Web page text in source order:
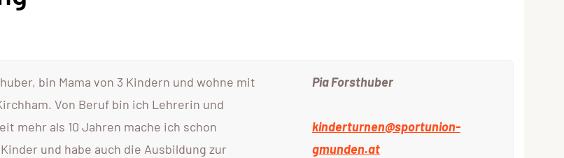
bin Mama von 3 Kindern und wohne mit
Von Beruf bin ich Lehrerin und
mehr als 10 Jahren mache ich schon
und habe auch die Ausbildung zur
Pia Forsthuber
kinderturnen@sportunion-
gmunden.at